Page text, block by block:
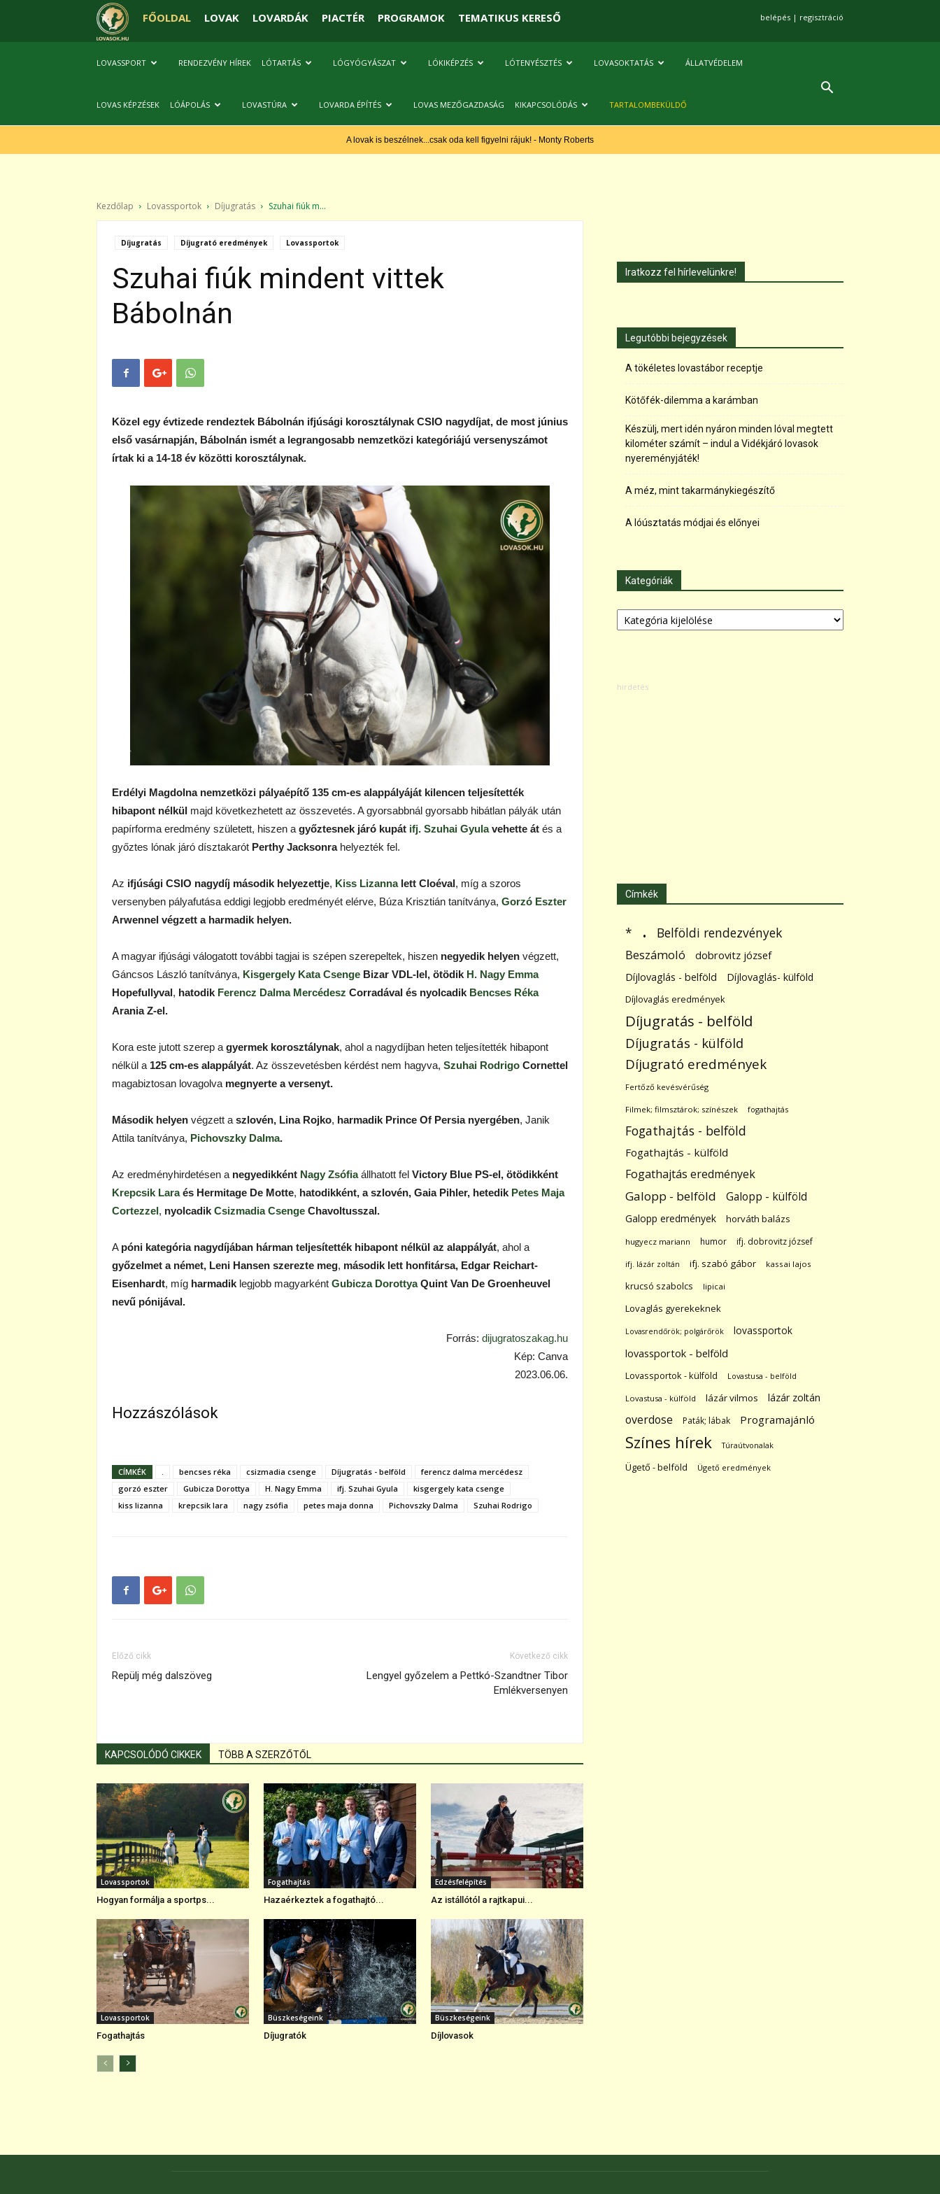
FŐOLDAL LOVAK LOVARDÁK PIACTÉR PROGRAMOK TEMATIKUS KERESŐ belépés | regisztráció
LOVASSPORT RENDEZVÉNY HÍREK LÓTARTÁS LÓGYÓGYÁSZAT LÓKIKÉPZÉS LÓTENYÉSZTÉS LOVASOKTATÁS ÁLLATVÉDELEM
LOVAS KÉPZÉSEK LÓÁPOLÁS LOVASTÚRA LOVARDA ÉPÍTÉS LOVAS MEZŐGAZDASÁG KIKAPCSOLÓDÁS TARTALOMBEKÜLDŐ
A lovak is beszélnek...csak oda kell figyelni rájuk! - Monty Roberts
Kezdőlap Lovassportok Díjugratás Szuhai fiúk m...
Díjugratás Díjugrató eredmények Lovassportok
Szuhai fiúk mindent vittek
Bábolnán
Közel egy évtizede rendeztek Bábolnán ifjúsági korosztálynak CSIO nagydíjat, de most június
első vasárnapján, Bábolnán ismét a legrangosabb nemzetközi kategóriájú versenyszámot
írtak ki a 14-18 év közötti korosztálynak.
Erdélyi Magdolna nemzetközi pályaépítő 135 cm-es alappályáját kilencen teljesítették
hibapont nélkül majd következhetett az összevetés. A gyorsabbnál gyorsabb hibátlan pályák után
papírforma eredmény született, hiszen a győztesnek járó kupát ifj. Szuhai Gyulavehette át és a
győztes lónak járó dísztakarót Perthy Jacksonrahelyezték fel.
Az ifjúsági CSIO nagydíj második helyezettje, Kiss Lizannalett Cloéval, míg a szoros
versenyben pályafutása eddigi legjobb eredményét elérve, Búza Krisztián tanítványa, Gorzó Eszter
Arwennel végzett a harmadik helyen.
A magyar ifjúsági válogatott további tagjai is szépen szerepeltek, hiszen negyedik helyen végzett,
Gáncsos László tanítványa, Kisgergely Kata Csenge Bizar VDL-lel, ötödik H. Nagy Emma
Hopefullyval, hatodik Ferencz Dalma Mercédesz Corradával és nyolcadik Bencses Réka
Arania Z-el.
Kora este jutott szerep a gyermek korosztálynak, ahol a nagydíjban heten teljesítették hibapont
nélkül a 125 cm-es alappályát. Az összevetésben kérdést nem hagyva, Szuhai Rodrigo Cornettel
magabiztosan lovagolva megnyerte a versenyt.
Második helyen végzett a szlovén, Lina Rojko, harmadik Prince Of Persia nyergében, Janik
Attila tanítványa, Pichovszky Dalma.
Az eredményhirdetésen a negyedikként Nagy Zsófiaállhatott fel Victory Blue PS-el, ötödikként
Krepcsik Laraés Hermitage De Motte, hatodikként, a szlovén, Gaia Pihler, hetedik Petes Maja
Cortezzel, nyolcadik Csizmadia Csenge Chavoltusszal.
A póni kategória nagydíjában hárman teljesítették hibapont nélkül az alappályát, ahol a
győzelmet a német, Leni Hansen szerezte meg, második lett honfitársa, Edgar Reichart-
Eisenhardt, míg harmadik legjobb magyarként Gubicza Dorottya Quint Van De Groenheuvel
nevű pónijával.
Forrás: dijugratoszakag.hu
Kép: Canva
2023.06.06.
Hozzászólások
CÍMKÉK . bencses réka csizmadia csenge Díjugratás - belföld
ferencz dalma mercédesz
gorzó eszter
Gubicza Dorottya H. Nagy Emma ifj. Szuhai Gyula
kisgergely kata csenge
kiss lizanna
krepcsik lara nagy zsófia petes maja donna Pichovszky Dalma Szuhai Rodrigo
Előző cikk
Repülj még dalszöveg
Következő cikk
Lengyel győzelem a Pettkó-Szandtner Tibor
Emlékversenyen
KAPCSOLÓDÓ CIKKEK TÖBB A SZERZŐTŐL
Lovassportok
Hogyan formálja a sportps...
Fogathajtás
Hazaérkeztek a fogathajtó...
Edzésfelépítés
Az istállótól a rajtkapui...
Lovassportok
Fogathajtás
Büszkeségeink
Díjugratók
Büszkeségeink
Díjlovasok
Iratkozz fel hírlevelünkre!
Legutóbbi bejegyzések
A tökéletes lovastábor receptje
Kötőfék-dilemma a karámban
Készülj, mert idén nyáron minden lóval megtett
kilométer számít – indul a Vidékjáró lovasok
nyereményjáték!
A méz, mint takarmánykiegészítő
A lóúsztatás módjai és előnyei
Kategóriák
Kategóriák
Címkék
* . Belföldi rendezvények
Beszámoló dobrovitz józsef
Díjlovaglás - belföld Díjlovaglás- külföld
Díjlovaglás eredmények
Díjugratás - belföld
Díjugratás - külföld
Díjugrató eredmények
Fertőző kevésvérűség
Filmek; filmsztárok; színészek fogathajtás
Fogathajtás - belföld
Fogathajtás - külföld
Fogathajtás eredmények
Galopp - belföld Galopp - külföld
Galopp eredmények horváth balázs
hugyecz mariann humor ifj. dobrovitz józsef
ifj. lázár zoltán ifj. szabó gábor kassai lajos
krucsó szabolcs lipicai
Lovaglás gyerekeknek
Lovasrendőrök; polgárőrök
lovassportok
lovassportok - belföld
Lovassportok - külföld Lovastusa - belföld
Lovastusa - külföld lázár vilmos lázár zoltán
overdose Paták; lábak Programajánló
Színes hírek Túraútvonalak
Ügető - belföld Ügető eredmények